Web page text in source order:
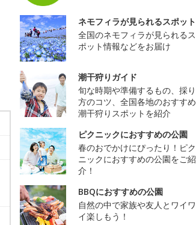
ネモフィラが見られるスポット
全国のネモフィラが見られるス
ポット情報などをお届け
潮干狩りガイド
旬な時期や準備するもの、採り
方のコツ、全国各地のおすすめ
潮干狩りスポットを紹介
ピクニックにおすすめの公園
春のおでかけにぴったり！ピク
ニックにおすすめの公園をご紹
介！
BBQにおすすめの公園
自然の中で家族や友人とワイワ
イ楽しもう！